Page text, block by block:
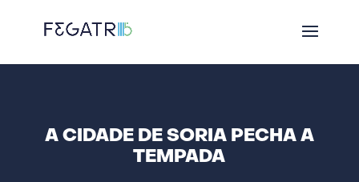
A CIDADE DE SORIA PECHA A
TEMPADA